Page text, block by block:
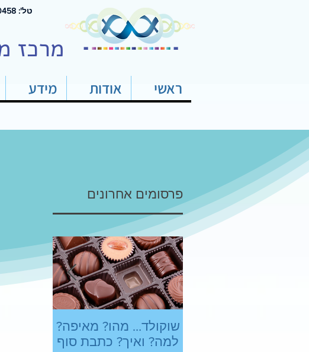
טל': 0 55-252-
מרכז
ראשי אודות מידע
פרסומים אחרונים
שוקולד… מהו? מאיפה?
למה? ואיך? כתבת סוף